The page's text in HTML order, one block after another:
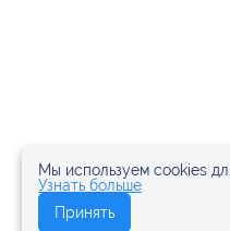
Мы используем cookies
Узнать больше
Принять